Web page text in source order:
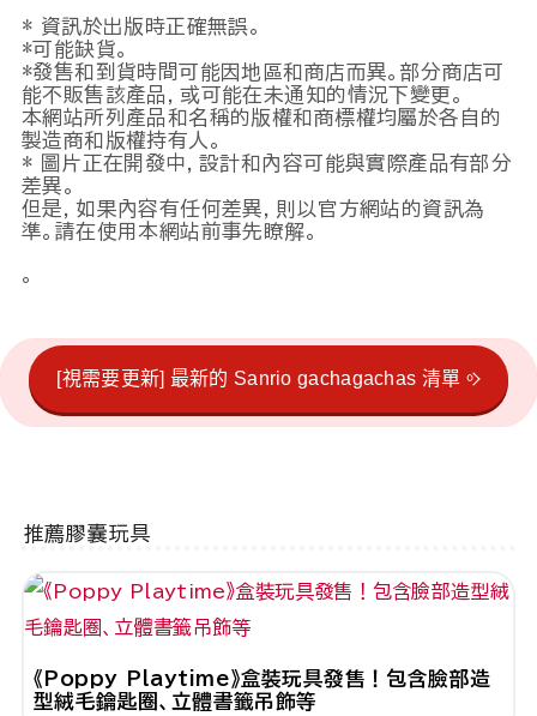
* 資訊於出版時正確無誤。
*可能缺貨。
*發售和到貨時間可能因地區和商店而異。部分商店可
能不販售該產品，或可能在未通知的情況下變更。
本網站所列產品和名稱的版權和商標權均屬於各自的
製造商和版權持有人。
* 圖片正在開發中，設計和內容可能與實際產品有部分
差異。
但是，如果內容有任何差異，則以官方網站的資訊為
準。請在使用本網站前事先瞭解。
。
[視需要更新] 最新的 Sanrio gachagachas 清單。
推薦膠囊玩具
《Poppy Playtime》盒裝玩具發售！包含臉部造
型絨毛鑰匙圈、立體書籤吊飾等